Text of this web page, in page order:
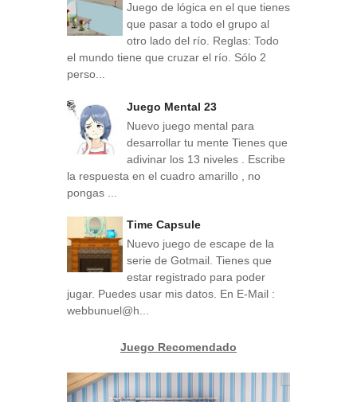
Juego de lógica en el que tienes
que pasar a todo el grupo al
otro lado del río. Reglas: Todo
el mundo tiene que cruzar el río. Sólo 2
perso...
Juego Mental 23
Nuevo juego mental para
desarrollar tu mente Tienes que
adivinar los 13 niveles . Escribe
la respuesta en el cuadro amarillo , no
pongas ...
Time Capsule
Nuevo juego de escape de la
serie de Gotmail. Tienes que
estar registrado para poder
jugar. Puedes usar mis datos. En E-Mail :
webbunuel@h...
Juego Recomendado